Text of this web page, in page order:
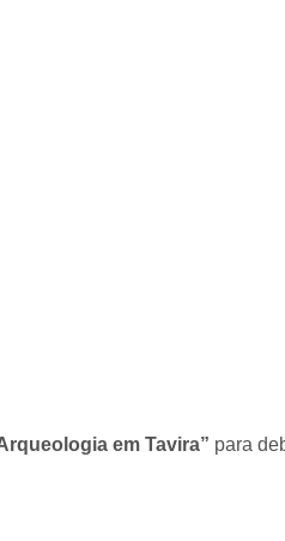
em Tavira” para